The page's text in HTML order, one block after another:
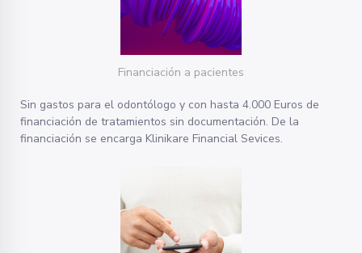
Financiación a pacientes
Sin gastos para el odontólogo y con hasta 4.000 Euros de
financiación de tratamientos sin documentación. De la
financiación se encarga Klinikare Financial Sevices.